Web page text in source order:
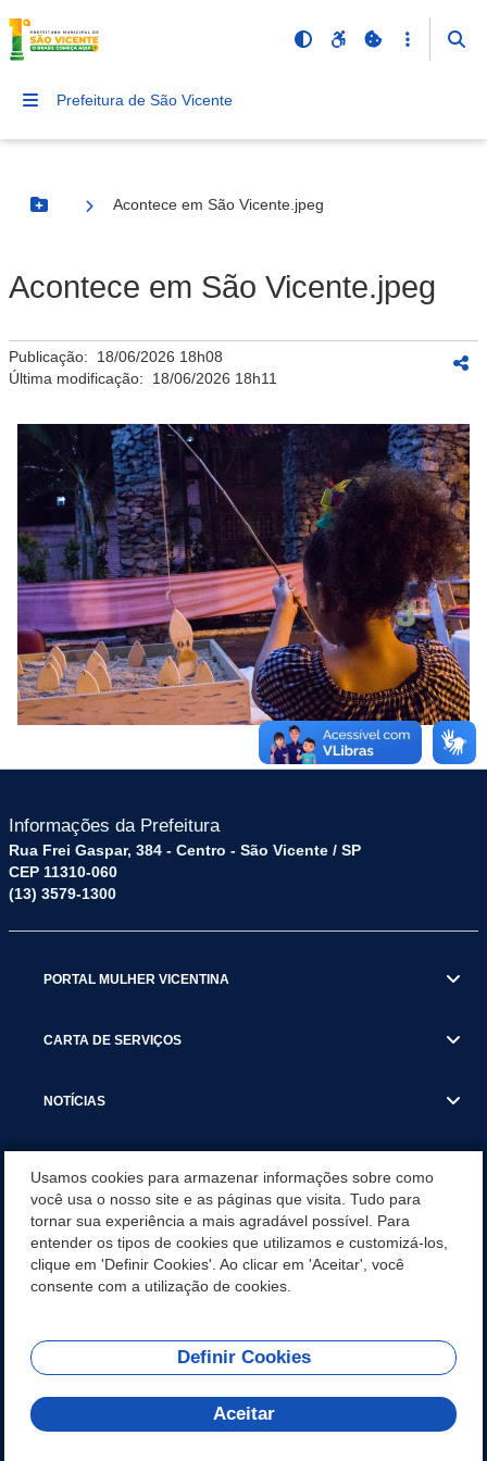
Prefeitura de São Vicente
Botão Menu
Acontece em São Vicente.jpeg
Acontece em São Vicente.jpeg
Publicação: 18/06/2026 18h08
Última modificação: 18/06/2026 18h11
Informações da Prefeitura
Rua Frei Gaspar, 384 - Centro - São Vicente / SP
CEP 11310-060
(13) 3579-1300
PORTAL MULHER VICENTINA
CARTA DE SERVIÇOS
NOTÍCIAS
VISITE SÃO VICENTE
INSTITUCIONAL
REDES SOCIAIS
Usamos cookies para armazenar informações sobre como
você usa o nosso site e as páginas que visita. Tudo para
tornar sua experiência a mais agradável possível. Para
entender os tipos de cookies que utilizamos e customizá-los,
clique em 'Definir Cookies'. Ao clicar em 'Aceitar', você
consente com a utilização de cookies.
Definir Cookies
Aceitar
Olá! Como
posso te ajudar?